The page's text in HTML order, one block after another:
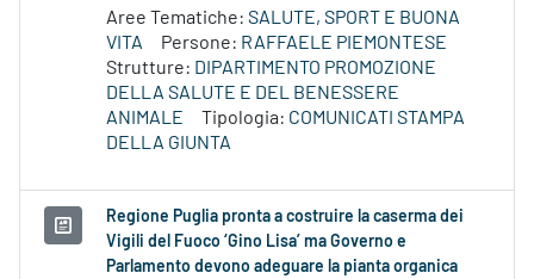
Aree Tematiche: SALUTE, SPORT E BUONA
VITA
Persone: RAFFAELE PIEMONTESE
Strutture: DIPARTIMENTO PROMOZIONE
DELLA SALUTE E DEL BENESSERE
ANIMALE
Tipologia: COMUNICATI STAMPA
DELLA GIUNTA
Regione Puglia pronta a costruire la caserma dei
Vigili del Fuoco ‘Gino Lisa’ ma Governo e
Parlamento devono adeguare la pianta organica